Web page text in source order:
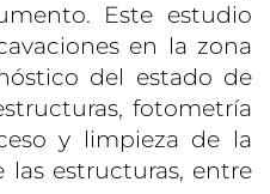
Este estudio
en la zona
del estado de
fotometría
y limpieza de la
estructuras, entre